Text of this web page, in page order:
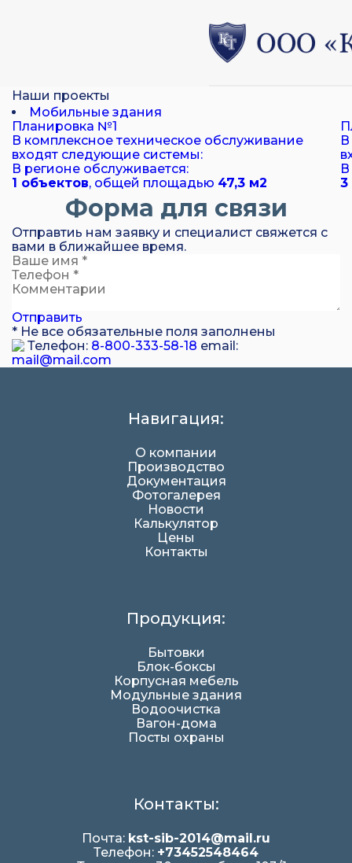
Наши проекты
Мобильные здания
Планировка №1
В комплексное техническое обслуживание
входят следующие системы:
В регионе обслуживается:
1 объектов, общей площадью 47,3 м2
В
3
Форма для связи
Отправтиь нам заявку и специалист свяжется с
вами в ближайшее время.
Отправить
* Не все обязательные поля заполнены
Телефон: 8-800-333-58-18 email:
mail@mail.com
Навигация:
О компании
Производство
Документация
Фотогалерея
Новости
Калькулятор
Цены
Контакты
Продукция:
Бытовки
Блок-боксы
Корпусная мебель
Модульные здания
Водоочистка
Вагон-дома
Посты охраны
Контакты:
Почта: kst-sib-2014@mail.ru
Телефон: +73452548464